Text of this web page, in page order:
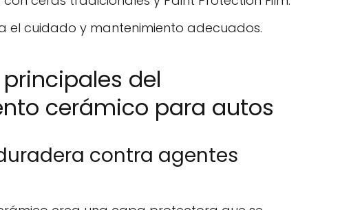
el cuidado y mantenimiento adecuados.
del
cerámico para autos
contra agentes